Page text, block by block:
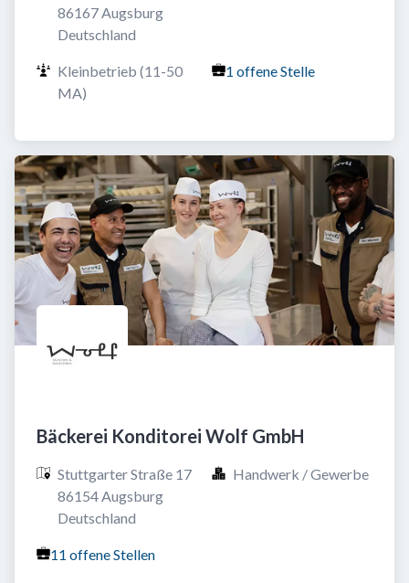
86167 Augsburg
Deutschland
Kleinbetrieb (11-50
MA)
1 offene Stelle
Bäckerei Konditorei Wolf GmbH
Stuttgarter Straße 17
86154 Augsburg
Deutschland
Handwerk / Gewerbe
11 offene Stellen